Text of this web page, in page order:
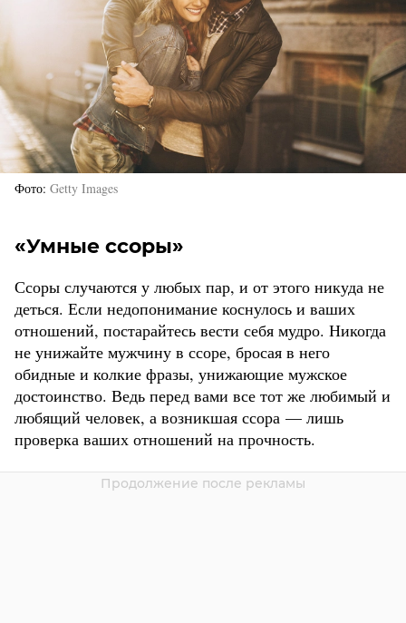
Фото Getty Images
«‎Умные ссоры»
Ссоры случаются у любых пар, и от этого никуда не
деться. Если недопонимание коснулось и ваших
отношений, постарайтесь вести себя мудро. Никогда
не унижайте мужчину в ссоре, ‎бросая в него
обидные и колкие фразы, унижающие мужское
достоинство. Ведь перед вами все тот же любимый и
любящий человек, а возникшая ссора — лишь
проверка ваших отношений на прочность.